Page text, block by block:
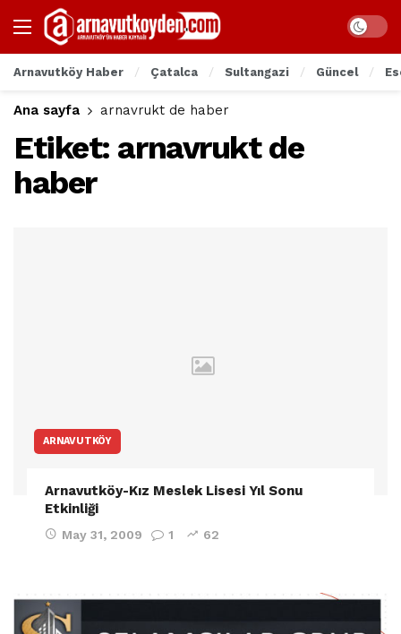
Arnavutköy Haber Çatalca Sultangazi Güncel
Ana sayfa arnavrukt de haber
Etiket: arnavrukt de
haber
ARNAVUTKÖY
Arnavutköy-Kız Meslek Lisesi Yıl Sonu
Etkinliği
May 31, 2009 1 62